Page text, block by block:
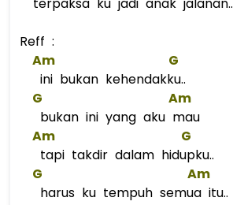
Reff :
Am
G
ini bukan kehendakku..
G
Am
bukan ini yang aku mau
Am
G
tapi takdir dalam hidupku..
G
Am
harus ku tempuh semua itu..